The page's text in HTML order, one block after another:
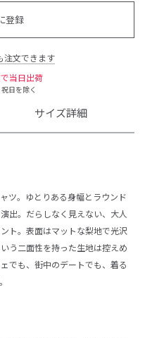
登録
注文できます
当日出荷
日を除く
サイズ詳細
ツ。ゆとりある身幅とラウンド
出。だらしなく見えない、大人
ト。表面はマットな梨地で光沢
う二面性を持った生地は控えめ
でも、街中のデートでも、着る